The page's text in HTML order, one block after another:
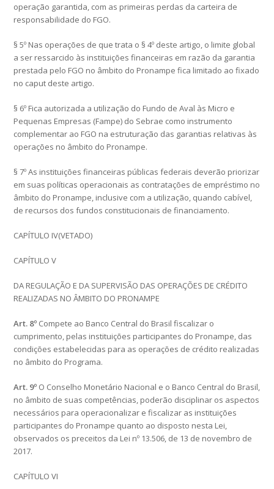
operação garantida, com as primeiras perdas da carteira de
responsabilidade do FGO.
§ 5º Nas operações de que trata o § 4º deste artigo, o limite global
a ser ressarcido às instituições financeiras em razão da garantia
prestada pelo FGO no âmbito do Pronampe fica limitado ao fixado
no caput deste artigo.
§ 6º Fica autorizada a utilização do Fundo de Aval às Micro e
Pequenas Empresas (Fampe) do Sebrae como instrumento
complementar ao FGO na estruturação das garantias relativas às
operações no âmbito do Pronampe.
§ 7º As instituições financeiras públicas federais deverão priorizar
em suas políticas operacionais as contratações de empréstimo no
âmbito do Pronampe, inclusive com a utilização, quando cabível,
de recursos dos fundos constitucionais de financiamento.
CAPÍTULO IV(VETADO)
CAPÍTULO V
DA REGULAÇÃO E DA SUPERVISÃO DAS OPERAÇÕES DE CRÉDITO
REALIZADAS NO ÂMBITO DO PRONAMPE
Art. 8º Compete ao Banco Central do Brasil fiscalizar o
cumprimento, pelas instituições participantes do Pronampe, das
condições estabelecidas para as operações de crédito realizadas
no âmbito do Programa.
Art. 9º O Conselho Monetário Nacional e o Banco Central do Brasil,
no âmbito de suas competências, poderão disciplinar os aspectos
necessários para operacionalizar e fiscalizar as instituições
participantes do Pronampe quanto ao disposto nesta Lei,
observados os preceitos da Lei nº 13.506, de 13 de novembro de
2017.
CAPÍTULO VI